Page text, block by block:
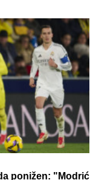
ponižen: "Modrić